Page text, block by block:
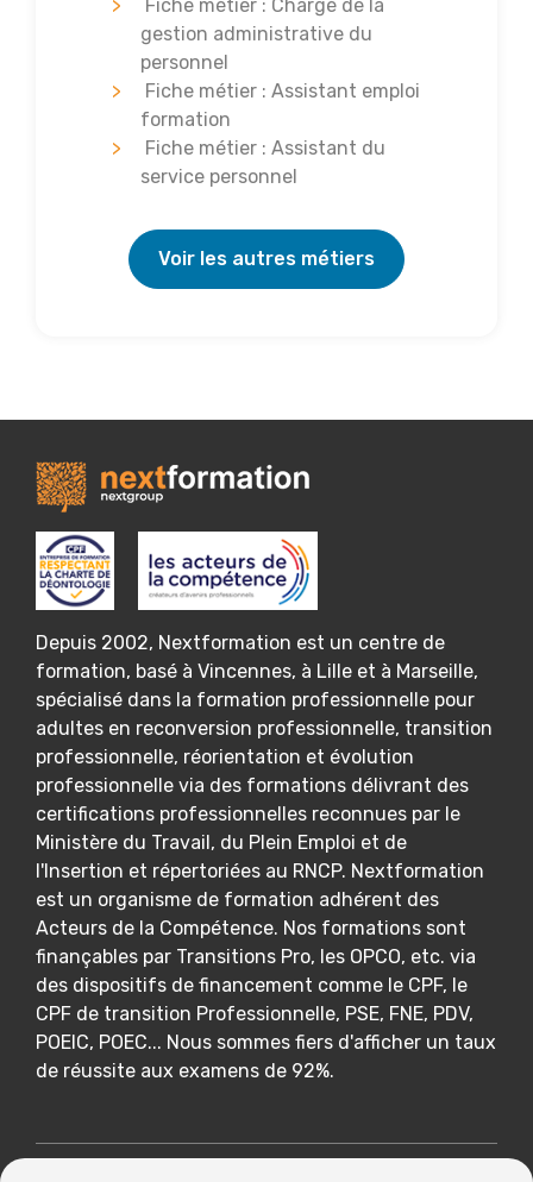
Fiche métier : Chargé de la
gestion administrative du
personnel
Fiche métier : Assistant emploi
formation
Fiche métier : Assistant du
service personnel
Voir les autres métiers
Depuis 2002, Nextformation est un centre de
formation, basé à Vincennes, à Lille et à Marseille,
spécialisé dans la formation professionnelle pour
adultes en reconversion professionnelle, transition
professionnelle, réorientation et évolution
professionnelle via des formations délivrant des
certifications professionnelles reconnues par le
Ministère du Travail, du Plein Emploi et de
l'Insertion et répertoriées au RNCP. Nextformation
est un organisme de formation adhérent des
Acteurs de la Compétence. Nos formations sont
finançables par Transitions Pro, les OPCO, etc. via
des dispositifs de financement comme le CPF, le
CPF de transition Professionnelle, PSE, FNE, PDV,
POEIC, POEC... Nous sommes fiers d'afficher un taux
de réussite aux examens de 92%.